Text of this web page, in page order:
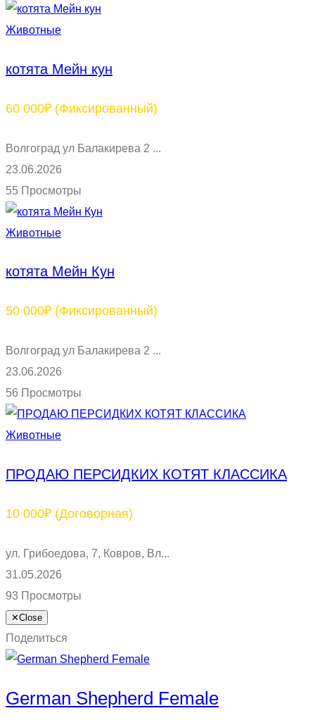
Животные
котята Мейн кун
60 000₽ (Фиксированный)
Волгоград ул Балакирева 2 ...
23.06.2026
55 Просмотры
Животные
котята Мейн Кун
50 000₽ (Фиксированный)
Волгоград ул Балакирева 2 ...
23.06.2026
56 Просмотры
Животные
ПРОДАЮ ПЕРСИДКИХ КОТЯТ КЛАССИКА
10 000₽ (Договорная)
ул. Грибоедова, 7, Ковров, Вл...
31.05.2026
93 Просмотры
✕Close
Поделиться
German Shepherd Female